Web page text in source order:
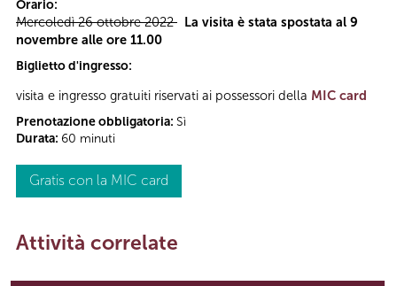
Orario:
Mercoledì 26 ottobre 2022 La visita è stata spostata al 9
novembre alle ore 11.00
Biglietto d'ingresso:
visita e ingresso gratuiti riservati ai possessori della MIC card
Prenotazione obbligatoria: Sì
Durata: 60 minuti
Gratis con la MIC card
Attività correlate